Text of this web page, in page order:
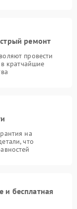
ремонт
провести
в кратчайшие
на
что
и бесплатная